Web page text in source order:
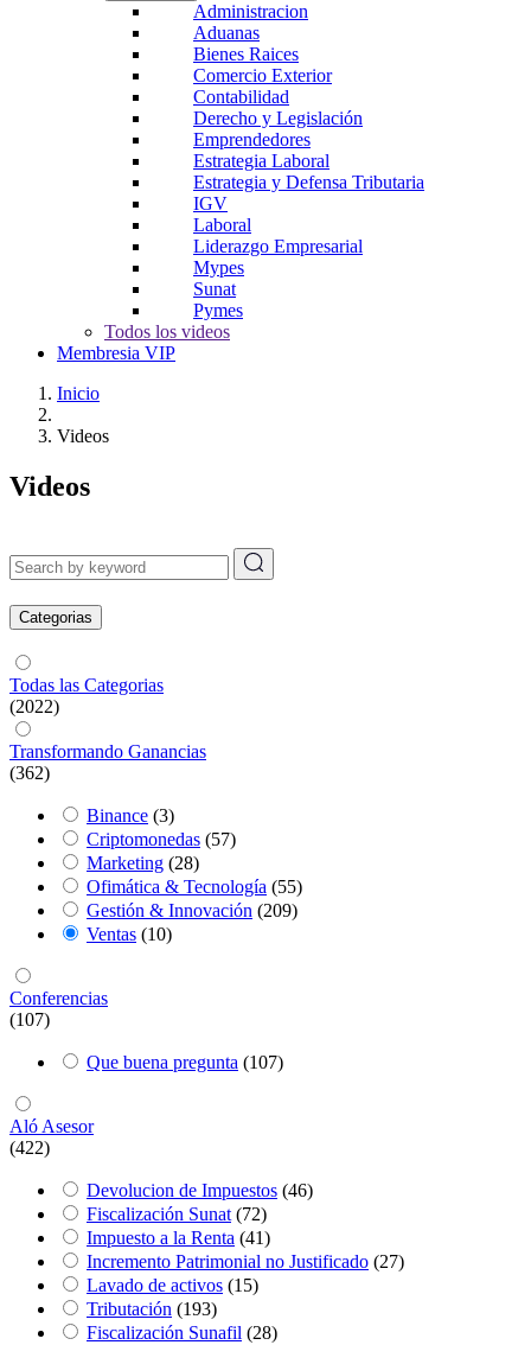
Administracion
Aduanas
Bienes Raices
Comercio Exterior
Contabilidad
Derecho y Legislación
Emprendedores
Estrategia Laboral
Estrategia y Defensa Tributaria
IGV
Laboral
Liderazgo Empresarial
Mypes
Sunat
Pymes
Todos los videos
Membresia VIP
Inicio
Videos
Videos
Categorias
Todas las Categorias
(2022)
Transformando Ganancias
(362)
Binance (3)
Criptomonedas (57)
Marketing (28)
Ofimática & Tecnología (55)
Gestión & Innovación (209)
Ventas (10)
Conferencias
(107)
Que buena pregunta (107)
Aló Asesor
(422)
Devolucion de Impuestos (46)
Fiscalización Sunat (72)
Impuesto a la Renta (41)
Incremento Patrimonial no Justificado (27)
Lavado de activos (15)
Tributación (193)
Fiscalización Sunafil (28)